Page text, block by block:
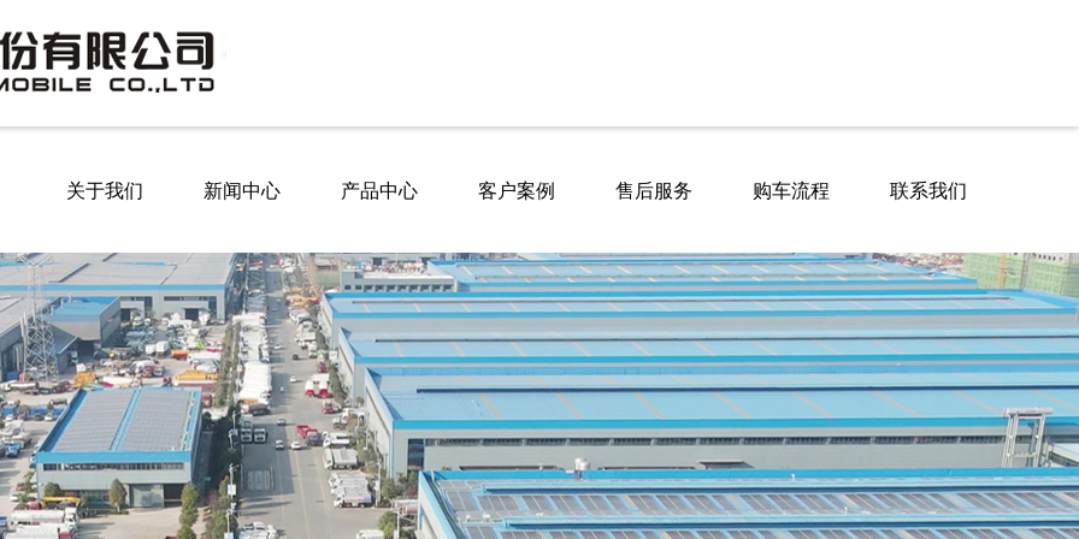
关于我们 新闻中心 产品中心 客户案例 售后服务 购车流程 联系我们